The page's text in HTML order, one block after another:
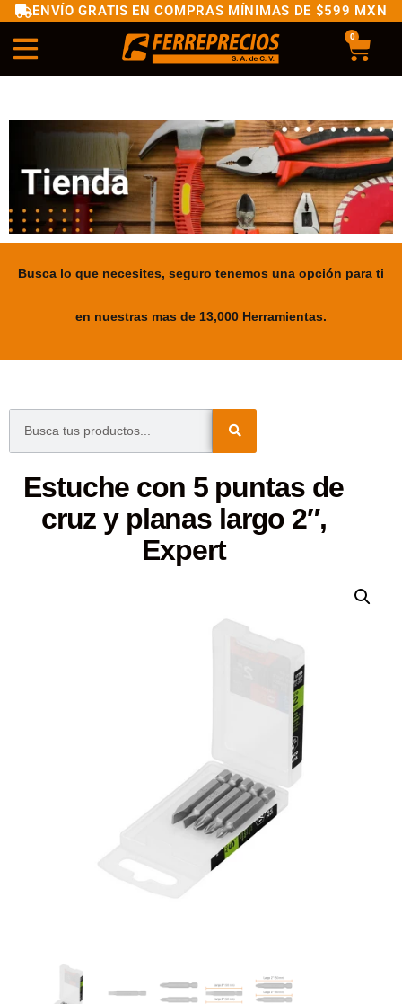
ENVÍO GRATIS EN COMPRAS MÍNIMAS DE $599 MXN
0
Busca lo que necesites, seguro tenemos una opción para ti
en nuestras mas de 13,000 Herramientas.
Estuche con 5 puntas de
cruz y planas largo 2″,
Expert